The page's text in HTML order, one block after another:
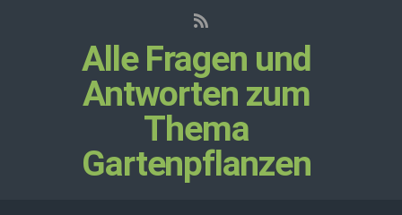
Alle Fragen und
Antworten zum
Thema
Gartenpflanzen